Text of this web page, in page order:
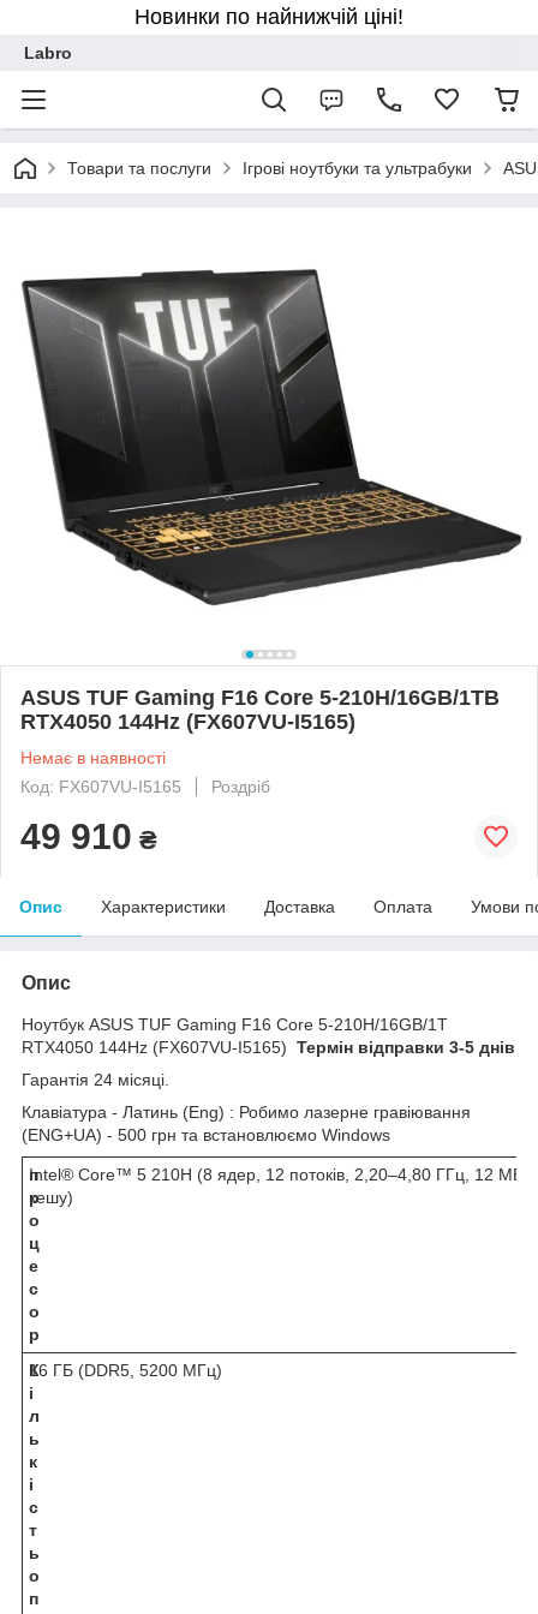
Новинки по найнижчій ціні!
Labro
Товари та послуги Ігрові ноутбуки та ультрабуки
ASUS TUF Gaming F16 Core 5-210H/16GB/1TB
RTX4050 144Hz (FX607VU-I5165)
Немає в наявності
Код: FX607VU-I5165
Роздріб
49 910 ₴
Опис Характеристики Доставка Оплата Умови
Опис
Ноутбук ASUS TUF Gaming F16 Core 5-210H/16GB/1T
RTX4050 144Hz (FX607VU-I5165) Термін відправки 3-5 днів
Гарантія 24 місяці.
Клавіатура - Латинь (Eng) : Робимо лазерне гравіювання
(ENG+UA) - 500 грн та встановлюємо Windows
п
р
о
ц
е
с
о
р
Intel® Core™ 5 210H (8 ядер, 12 потоків, 2,20–4,80 ГГц, 12 МБ
кешу)
К
і
л
ь
к
і
с
т
ь
о
п
16 ГБ (DDR5, 5200 МГц)